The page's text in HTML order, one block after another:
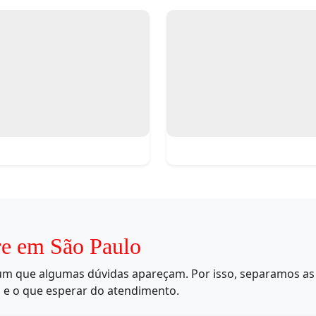
em São Paulo
que algumas dúvidas apareçam. Por isso, separamos
o que esperar do atendimento.